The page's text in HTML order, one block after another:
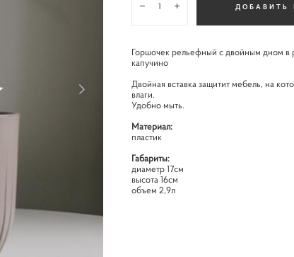
ДОБАВИТЬ
Горшочек рельефный с двойным дном в
капучино
Двойная вставка защитит мебель, на
влаги.
Удобно мыть.
Материал:
пластик
Габариты:
диаметр 17см
высота 16см
объем 2,9л